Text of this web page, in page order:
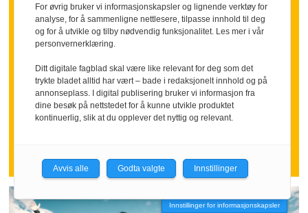
Hva om vi sa takk litt
oftere
Mange ansatte går inn i ferien med
følelsen av å ha stått i høyt tempo over
tid.
Innstillinger for informasjonskapsler
For øvrig bruker vi informasjonskapsler og lignende verktøy for
analyse, for å sammenligne nettlesere, tilpasse innhold til deg
og for å utvikle og tilby nødvendig funksjonalitet. Les mer i vår
personvernerklæring.
Ditt digitale fagblad skal være like relevant for deg som det
trykte bladet alltid har vært – bade i redaksjonelt innhold og på
annonseplass. I digital publisering bruker vi informasjon fra
dine besøk på nettstedet for å kunne utvikle produktet
kontinuerlig, slik at du opplever det nyttig og relevant.
Avvis alle Godta valgte Innstillinger